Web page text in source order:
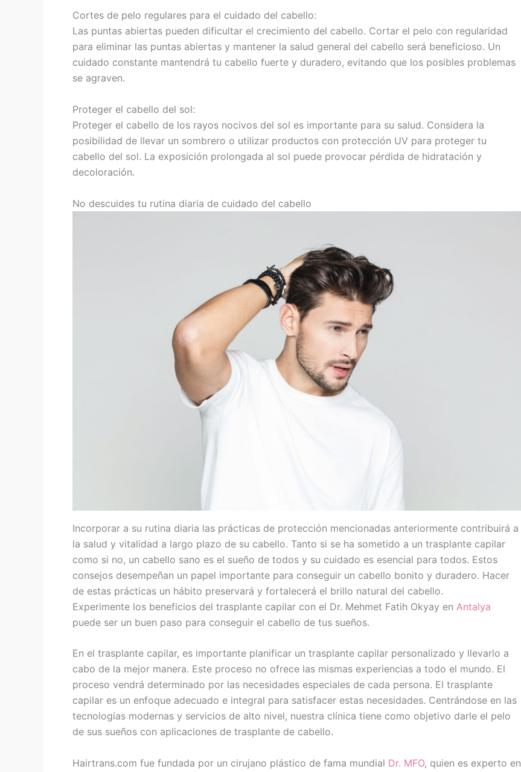
Cortes de pelo regulares para el cuidado del cabello:
Las puntas abiertas pueden dificultar el crecimiento del cabello. Cortar el pelo con regularidad
para eliminar las puntas abiertas y mantener la salud general del cabello será beneficioso. Un
cuidado constante mantendrá tu cabello fuerte y duradero, evitando que los posibles problemas
se agraven.
Proteger el cabello del sol:
Proteger el cabello de los rayos nocivos del sol es importante para su salud. Considera la
posibilidad de llevar un sombrero o utilizar productos con protección UV para proteger tu
cabello del sol. La exposición prolongada al sol puede provocar pérdida de hidratación y
decoloración.
No descuides tu rutina diaria de cuidado del cabello
Incorporar a su rutina diaria las prácticas de protección mencionadas anteriormente contribuirá a
la salud y vitalidad a largo plazo de su cabello. Tanto si se ha sometido a un trasplante capilar
como si no, un cabello sano es el sueño de todos y su cuidado es esencial para todos. Estos
consejos desempeñan un papel importante para conseguir un cabello bonito y duradero. Hacer
de estas prácticas un hábito preservará y fortalecerá el brillo natural del cabello.
Experimente los beneficios del trasplante capilar con el Dr. Mehmet Fatih Okyay en Antalya
puede ser un buen paso para conseguir el cabello de tus sueños.
En el trasplante capilar, es importante planificar un trasplante capilar personalizado y llevarlo a
cabo de la mejor manera. Este proceso no ofrece las mismas experiencias a todo el mundo. El
proceso vendrá determinado por las necesidades especiales de cada persona. El trasplante
capilar es un enfoque adecuado e integral para satisfacer estas necesidades. Centrándose en las
tecnologías modernas y servicios de alto nivel, nuestra clínica tiene como objetivo darle el pelo
de sus sueños con aplicaciones de trasplante de cabello.
Hairtrans.com fue fundada por un cirujano plástico de fama mundial Dr. MFO, quien es experto en